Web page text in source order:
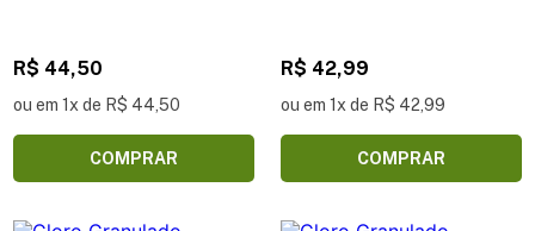
R$ 44,50
ou em 1x de R$ 44,50
COMPRAR
R$ 42,99
ou em 1x de R$ 42,99
COMPRAR